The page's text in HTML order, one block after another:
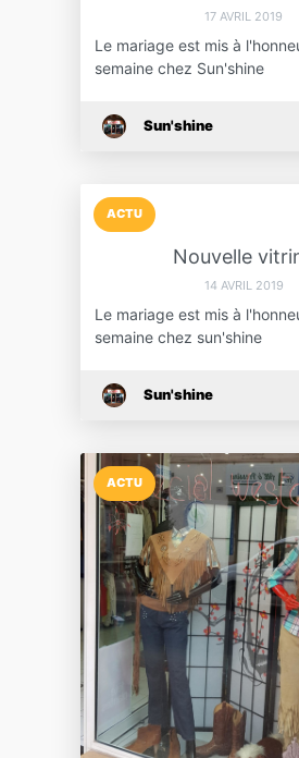
17 AVRIL 2019
Le mariage est mis à
semaine chez Sun'shine
Sun'shine
ACTU
Nouvelle
14 AVRIL 2019
Le mariage est mis à
semaine chez sun'shine
Sun'shine
ACTU